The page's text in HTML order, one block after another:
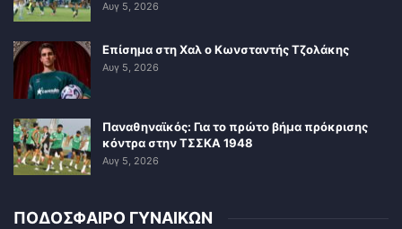
Αυγ 5, 2026
Επίσημα στη Χαλ ο Κωνσταντής Τζολάκης
Αυγ 5, 2026
Παναθηναϊκός: Για το πρώτο βήμα πρόκρισης
κόντρα στην ΤΣΣΚΑ 1948
Αυγ 5, 2026
ΠΟΔΟΣΦΑΙΡΟ ΓΥΝΑΙΚΩΝ